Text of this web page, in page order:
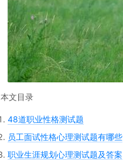
本文目录
48道职业性格测试题
员工面试性格心理测试题有哪些
职业生涯规划心理测试题及答案